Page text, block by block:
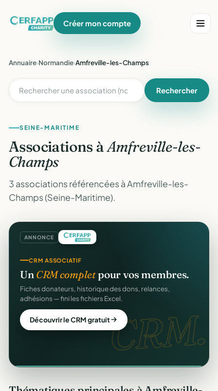
Créer mon compte
Annuaire›Normandie›Amfreville-les-Champs
Rechercher
SEINE-MARITIME
Associations àAmfreville-les-
Champs
3 associations référencées à Amfreville-les-
Champs (Seine-Maritime).
ANNONCE
GESTION D'ASSOCIATION
Gérez votre associationgratuitement
Membres, dons, événements, reçus — tout votre pilotage
au même endroit, sans rien payer.
Créer mon compte gratuitCRM.
CRM ASSOCIATIF
UnCRM completpour vos membres.
Fiches donateurs, historique des dons, relances,
adhésions — fini les fichiers Excel.
Découvrir le CRM gratuit